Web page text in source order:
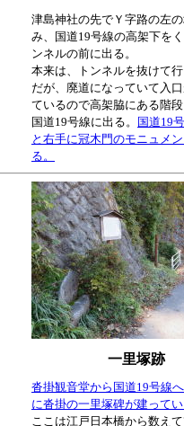
津島神社の先でＹ字路の左
み、国道19号線の高架下を
ンネルの前に出る。
本来は、トンネルを抜けて
だが、廃道になっていて入
ているので高架脇にある階
国道19号線に出る。
国道19
と右手に冠木門のモニュメ
る。
一里塚跡
沓掛観音堂から国道19号線
に沓掛の一里塚碑が建って
ここは江戸日本橋から数え